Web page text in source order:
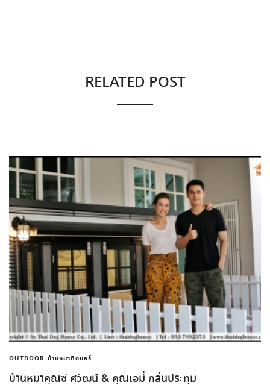
RELATED POST
OUTDOOR บ้านหมาติดแอร์
บ้านหมาคุณซี ศิวัฒน์ & คุณเอมี่ กลิ่นประทุม